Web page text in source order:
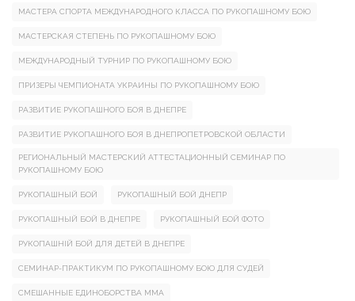
МАСТЕРА СПОРТА МЕЖДУНАРОДНОГО КЛАССА ПО РУКОПАШНОМУ БОЮ
МАСТЕРСКАЯ СТЕПЕНЬ ПО РУКОПАШНОМУ БОЮ
МЕЖДУНАРОДНЫЙ ТУРНИР ПО РУКОПАШНОМУ БОЮ
ПРИЗЕРЫ ЧЕМПИОНАТА УКРАИНЫ ПО РУКОПАШНОМУ БОЮ
РАЗВИТИЕ РУКОПАШНОГО БОЯ В ДНЕПРЕ
РАЗВИТИЕ РУКОПАШНОГО БОЯ В ДНЕПРОПЕТРОВСКОЙ ОБЛАСТИ
РЕГИОНАЛЬНЫЙ МАСТЕРСКИЙ АТТЕСТАЦИОННЫЙ СЕМИНАР ПО
РУКОПАШНОМУ БОЮ
РУКОПАШНЫЙ БОЙ РУКОПАШНЫЙ БОЙ ДНЕПР
РУКОПАШНЫЙ БОЙ В ДНЕПРЕ РУКОПАШНЫЙ БОЙ ФОТО
РУКОПАШНІЙ БОЙ ДЛЯ ДЕТЕЙ В ДНЕПРЕ
СЕМИНАР-ПРАКТИКУМ ПО РУКОПАШНОМУ БОЮ ДЛЯ СУДЕЙ
СМЕШАННЫЕ ЕДИНОБОРСТВА ММА